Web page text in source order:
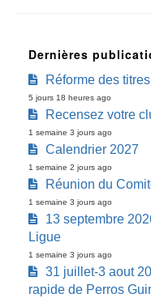
Dernières
Réforme des
5 jours 18 heures ago
Recensez votre
1 semaine 3 jours ago
Calendrier 2027
1 semaine 2 jours ago
Réunion du
1 semaine 3 jours ago
13 septembre
Ligue
1 semaine 3 jours ago
31 juillet-3 aout
rapide de Perros